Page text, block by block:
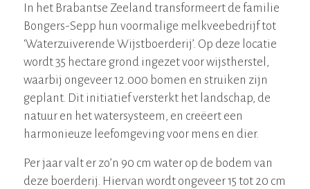
In het Brabantse Zeeland transformeert de familie
Bongers-Sepp hun voormalige melkveebedrijf tot
‘Waterzuiverende Wijstboerderij’. Op deze locatie
wordt 35 hectare grond ingezet voor wijstherstel,
waarbij ongeveer 12.000 bomen en struiken zijn
geplant. Dit initiatief versterkt het landschap, de
natuur en het watersysteem, en creëert een
harmonieuze leefomgeving voor mens en dier.
Per jaar valt er zo’n 90 cm water op de bodem van
deze boerderij. Hiervan wordt ongeveer 15 tot 20 cm